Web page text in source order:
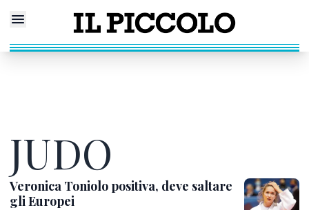
JUDO
Veronica Toniolo positiva, deve saltare
gli Europei